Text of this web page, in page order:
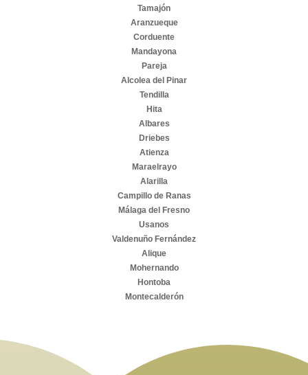
Tamajón
Aranzueque
Corduente
Mandayona
Pareja
Alcolea del Pinar
Tendilla
Hita
Albares
Driebes
Atienza
Maraelrayo
Alarilla
Campillo de Ranas
Málaga del Fresno
Usanos
Valdenuño Fernández
Alique
Mohernando
Hontoba
Montecalderón